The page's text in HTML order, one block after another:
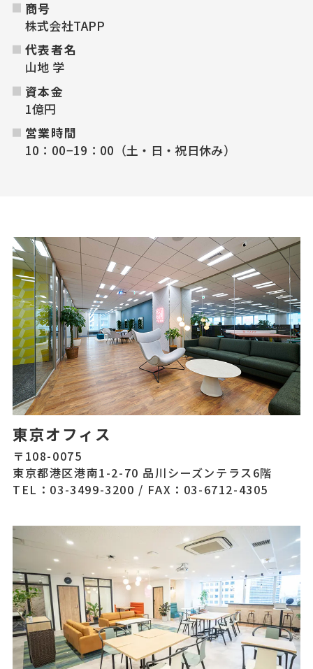
商号
株式会社TAPP
代表者名
山地 学
資本金
1億円
営業時間
10：00−19：00（土・日・祝日休み）
東京オフィス
〒108-0075
東京都港区港南1-2-70 品川シーズンテラス6階
TEL：03-3499-3200 / FAX：03-6712-4305